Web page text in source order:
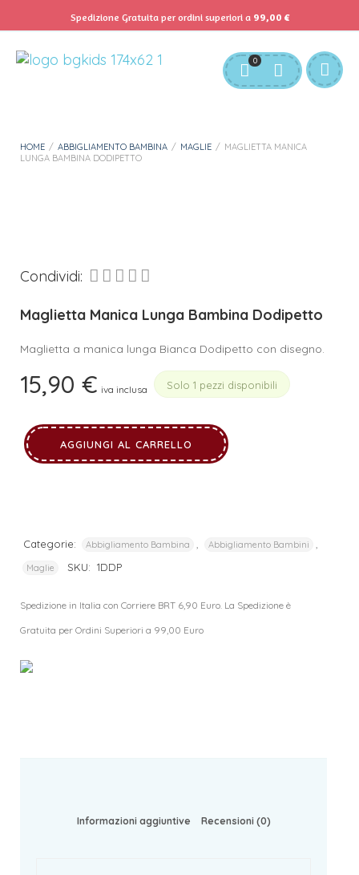
Servizio Clienti: info@bgkids.it +39 345 627 9165
Download APP B&G Kids
0
HOME / ABBIGLIAMENTO BAMBINA / MAGLIE / MAGLIETTA MANICA
LUNGA BAMBINA DODIPETTO
Condividi:
Maglietta Manica Lunga Bambina Dodipetto
Maglietta a manica lunga Bianca Dodipetto con disegno.
15,90 € iva inclusa Solo 1 pezzi disponibili
AGGIUNGI AL CARRELLO
Categorie: Abbigliamento Bambina Abbigliamento Bambini
Maglie SKU: 1DDP
Spedizione in Italia con Corriere BRT 6,90 Euro. La Spedizione è
Gratuita per Ordini Superiori a 99,00 Euro
Informazioni aggiuntive Recensioni (0)
Spedizione Gratuita per ordini superiori a 99,00 €